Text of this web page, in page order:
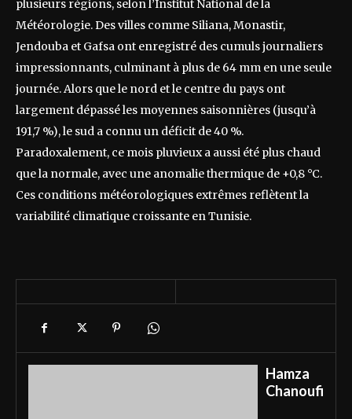
plusieurs régions, selon l’Institut National de la
Météorologie. Des villes comme Siliana, Monastir,
Jendouba et Gafsa ont enregistré des cumuls journaliers
impressionnants, culminant à plus de 64 mm en une seule
journée. Alors que le nord et le centre du pays ont
largement dépassé les moyennes saisonnières (jusqu’à
191,7 %), le sud a connu un déficit de 40 %.
Paradoxalement, ce mois pluvieux a aussi été plus chaud
que la normale, avec une anomalie thermique de +0,8 °C.
Ces conditions météorologiques extrêmes reflètent la
variabilité climatique croissante en Tunisie.
Hamza
Chanoufi